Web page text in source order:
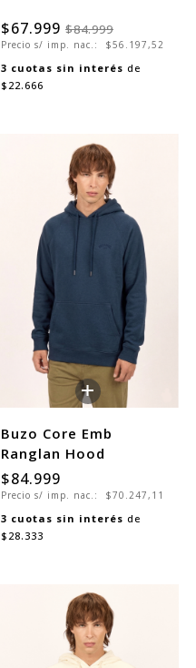
$67.999 $84.999
Precio s/ imp. nac.: $56.197,52
3 cuotas sin interés de
$22.666
+
Buzo Core Emb
Ranglan Hood
$84.999
Precio s/ imp. nac.: $70.247,11
3 cuotas sin interés de
$28.333